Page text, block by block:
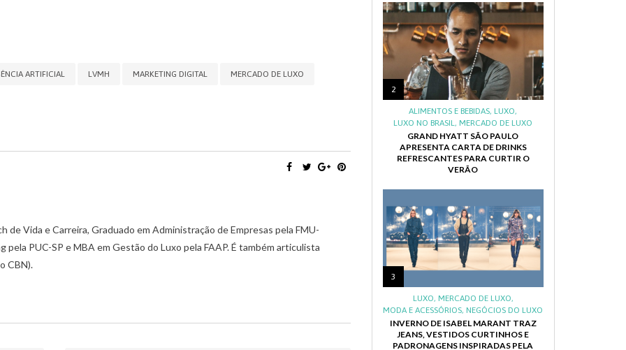
ARTIFICIAL LVMH MARKETING DIGITAL MERCADO DE LUXO
de Vida e Carreira, Graduado em Administração de Empresas pela FMU-
pela PUC-SP e MBA em Gestão do Luxo pela FAAP. É também articulista
CBN).
2
ALIMENTOS E BEBIDAS,LUXO,
LUXO NO BRASIL,MERCADO DE LUXO
GRAND HYATT SÃO PAULO
APRESENTA CARTA DE DRINKS
REFRESCANTES PARA CURTIR O
VERÃO
3
LUXO, MERCADO DE LUXO,
MODA E ACESSÓRIOS,NEGÓCIOS DO LUXO
INVERNO DE ISABEL MARANT TRAZ
JEANS, VESTIDOS CURTINHOS E
PADRONAGENS INSPIRADAS PELA